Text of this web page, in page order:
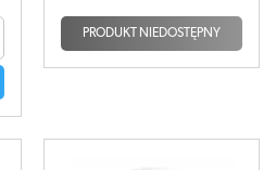
PRODUKT NIEDOSTĘPNY